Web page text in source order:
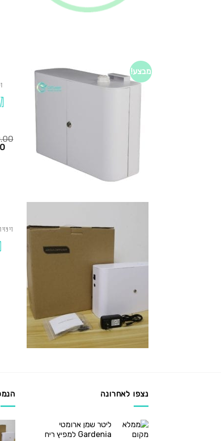
מבצע!
המחיר
נצפו לאחרונה
ליטר שמן ארומטי
Gardenia למפיץ ריח